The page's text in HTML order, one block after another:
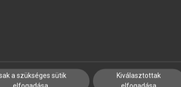
a szükséges sütik
Kiválasztottak